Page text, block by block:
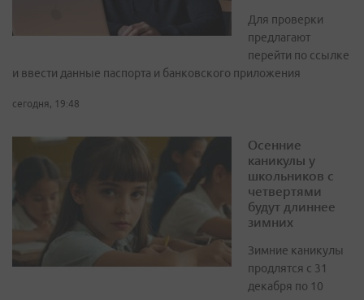
Для проверки
предлагают
перейти по ссылке
и ввести данные паспорта и банковского приложения
сегодня, 19:48
Осенние
каникулы у
школьников с
четвертями
будут длиннее
зимних
Зимние каникулы
продлятся с 31
декабря по 10